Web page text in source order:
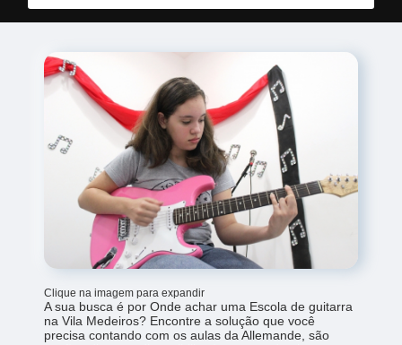
Clique na imagem para expandir
A sua busca é por Onde achar uma Escola de guitarra
na Vila Medeiros? Encontre a solução que você
precisa contando com os aulas da Allemande, são